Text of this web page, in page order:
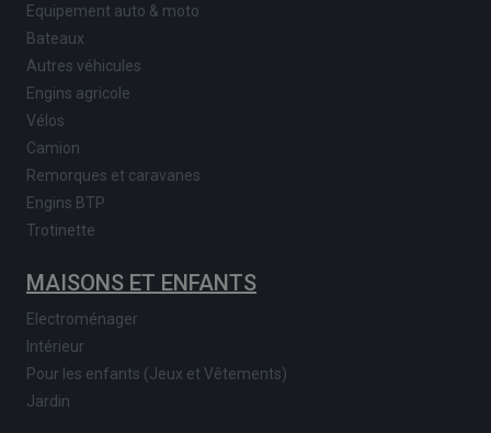
Equipement auto & moto
Bateaux
Autres véhicules
Engins agricole
Vélos
Camion
Remorques et caravanes
Engins BTP
Trotinette
MAISONS ET ENFANTS
Electroménager
Intérieur
Pour les enfants (Jeux et Vêtements)
Jardin